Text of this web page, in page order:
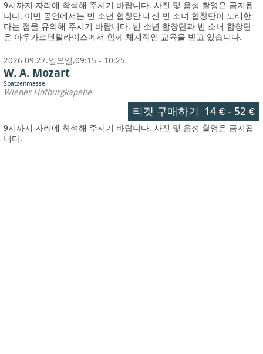
9시까지 자리에 착석해 주시기 바랍니다. 사진 및 음성 촬영은 금지됩
니다. 이번 공연에서는 빈 소년 합창단 대신 빈 소녀 합창단이 노래한
다는 점을 유의해 주시기 바랍니다. 빈 소년 합창단과 빈 소녀 합창단
은 아우가르텐팔라이스에서 함께 체계적인 교육을 받고 있습니다.
2026 09.27.일요일,09:15 - 10:25
W. A. Mozart
Spatzenmesse
Wiener Hofburgkapelle
티켓 구매하기 14 €- 52 €
9시까지 자리에 착석해 주시기 바랍니다. 사진 및 음성 촬영은 금지됩
니다.